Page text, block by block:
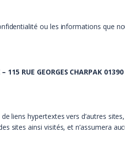
ou les informations que
115 RUE GEORGES CHARPAK 01390
liens hypertextes vers d’autres
sites ainsi visités, et n’assumera